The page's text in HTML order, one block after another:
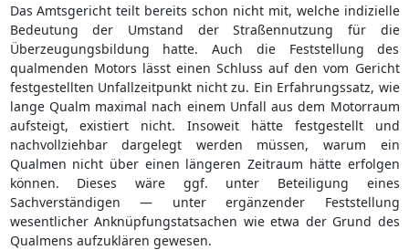
Das Amtsgericht teilt bereits schon nicht mit, welche indizielle
Bedeutung der Umstand der Straßennutzung für die
Überzeugungsbildung hatte. Auch die Feststellung des
qualmenden Motors lässt einen Schluss auf den vom Gericht
festgestellten Unfallzeitpunkt nicht zu. Ein Erfahrungssatz, wie
lange Qualm maximal nach einem Unfall aus dem Motorraum
aufsteigt, existiert nicht. Insoweit hätte festgestellt und
nachvollziehbar dargelegt werden müssen, warum ein
Qualmen nicht über einen längeren Zeitraum hätte erfolgen
können. Dieses wäre ggf. unter Beteiligung eines
Sachverständigen — unter ergänzender Feststellung
wesentlicher Anknüpfungstatsachen wie etwa der Grund des
Qualmens aufzuklären gewesen.